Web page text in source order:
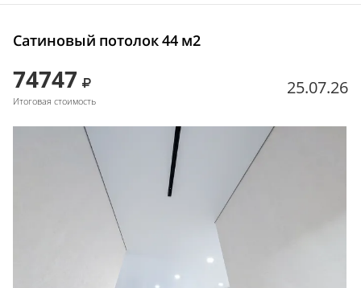
Сатиновый потолок 44 м2
74747
Итоговая стоимость
25.07.26